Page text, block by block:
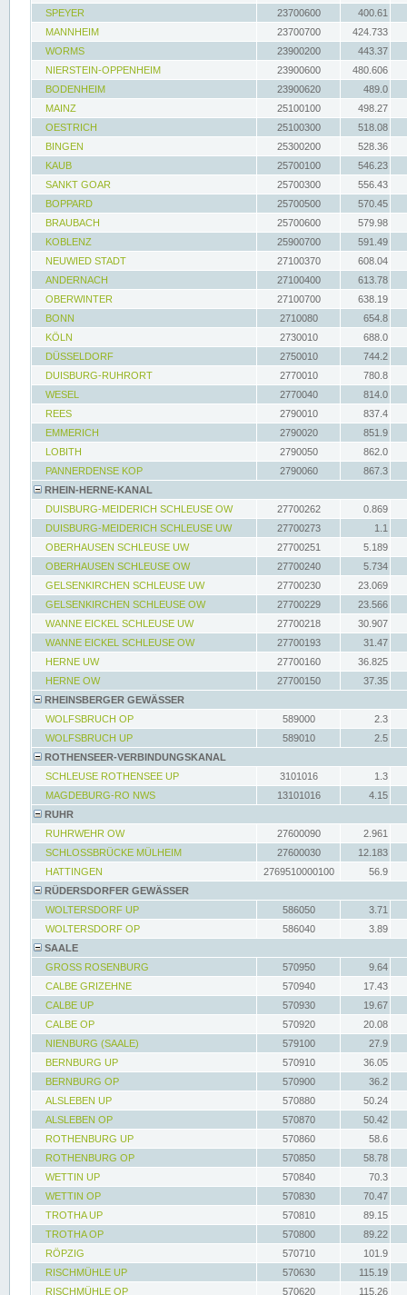
SPEYER
23700600
400.61
MANNHEIM
23700700
424.733
WORMS
23900200
443.37
NIERSTEIN-OPPENHEIM
23900600
480.606
BODENHEIM
23900620
489.0
MAINZ
25100100
498.27
OESTRICH
25100300
518.08
BINGEN
25300200
528.36
KAUB
25700100
546.23
SANKT GOAR
25700300
556.43
BOPPARD
25700500
570.45
BRAUBACH
25700600
579.98
KOBLENZ
25900700
591.49
NEUWIED STADT
27100370
608.04
ANDERNACH
27100400
613.78
OBERWINTER
27100700
638.19
BONN
2710080
654.8
KÖLN
2730010
688.0
DÜSSELDORF
2750010
744.2
DUISBURG-RUHRORT
2770010
780.8
WESEL
2770040
814.0
REES
2790010
837.4
EMMERICH
2790020
851.9
LOBITH
2790050
862.0
PANNERDENSE KOP
2790060
867.3
RHEIN-HERNE-KANAL
DUISBURG-MEIDERICH SCHLEUSE OW
27700262
0.869
DUISBURG-MEIDERICH SCHLEUSE UW
27700273
1.1
OBERHAUSEN SCHLEUSE UW
27700251
5.189
OBERHAUSEN SCHLEUSE OW
27700240
5.734
GELSENKIRCHEN SCHLEUSE UW
27700230
23.069
GELSENKIRCHEN SCHLEUSE OW
27700229
23.566
WANNE EICKEL SCHLEUSE UW
27700218
30.907
WANNE EICKEL SCHLEUSE OW
27700193
31.47
HERNE UW
27700160
36.825
HERNE OW
27700150
37.35
RHEINSBERGER GEWÄSSER
WOLFSBRUCH OP
589000
2.3
WOLFSBRUCH UP
589010
2.5
ROTHENSEER-VERBINDUNGSKANAL
SCHLEUSE ROTHENSEE UP
3101016
1.3
MAGDEBURG-RO NWS
13101016
4.15
RUHR
RUHRWEHR OW
27600090
2.961
SCHLOSSBRÜCKE MÜLHEIM
27600030
12.183
HATTINGEN
2769510000100
56.9
RÜDERSDORFER GEWÄSSER
WOLTERSDORF UP
586050
3.71
WOLTERSDORF OP
586040
3.89
SAALE
GROSS ROSENBURG
570950
9.64
CALBE GRIZEHNE
570940
17.43
CALBE UP
570930
19.67
CALBE OP
570920
20.08
NIENBURG (SAALE)
579100
27.9
BERNBURG UP
570910
36.05
BERNBURG OP
570900
36.2
ALSLEBEN UP
570880
50.24
ALSLEBEN OP
570870
50.42
ROTHENBURG UP
570860
58.6
ROTHENBURG OP
570850
58.78
WETTIN UP
570840
70.3
WETTIN OP
570830
70.47
TROTHA UP
570810
89.15
TROTHA OP
570800
89.22
RÖPZIG
570710
101.9
RISCHMÜHLE UP
570630
115.19
RISCHMÜHLE OP
570620 115.26